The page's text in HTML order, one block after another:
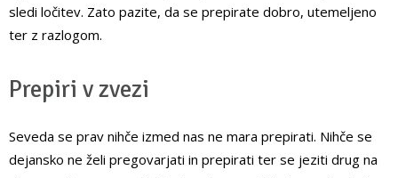
sledi ločitev. Zato pazite, da se prepirate dobro, utemeljeno
ter z razlogom.
Prepiri v zvezi
Seveda se prav nihče izmed nas ne mara prepirati. Nihče se
dejansko ne želi pregovarjati in prepirati ter se jeziti drug na